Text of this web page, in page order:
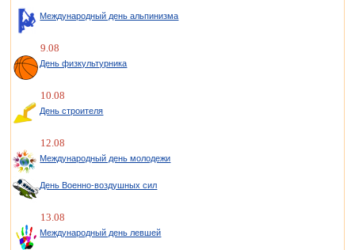
Международный день альпинизма
9.08
День физкультурника
10.08
День строителя
12.08
Международный день молодежи
День Военно-воздушных сил
13.08
Международный день левшей